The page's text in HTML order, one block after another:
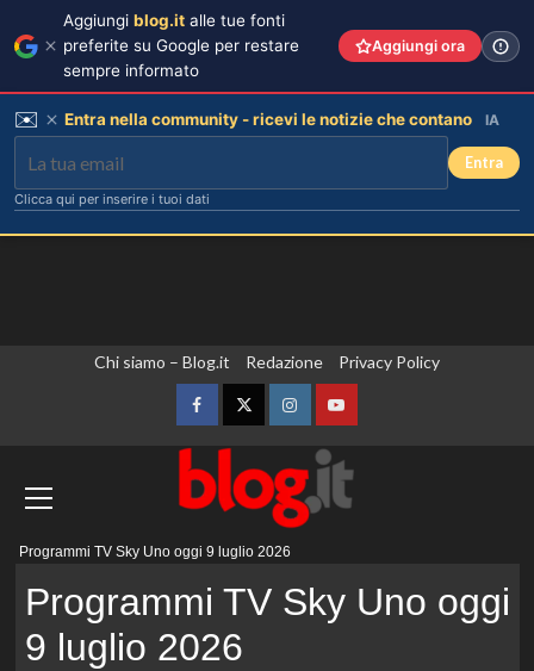
Chi siamo – Blog.it Redazione Privacy Policy
FacebookTwitterInstagramYouTube
Programmi TV Sky Uno oggi 9 luglio 2026
Programmi TV Sky Uno oggi
9 luglio 2026
Aggiungi blog.it alle tue fonti
preferite su Google per restare
sempre informato
Aggiungi ora
✉️ Entra nella community - ricevi le notizie che contano IA
Entra
Clicca qui per inserire i tuoi dati